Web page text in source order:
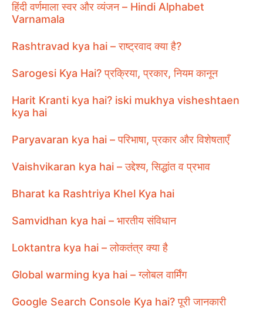
हिंदी वर्णमाला स्वर और व्यंजन – Hindi Alphabet
Varnamala
Rashtravad kya hai – राष्ट्रवाद क्या है?
Sarogesi Kya Hai? प्रक्रिया, प्रकार, नियम कानून
Harit Kranti kya hai? iski mukhya visheshtaen
kya hai
Paryavaran kya hai – परिभाषा, प्रकार और विशेषताएँ
Vaishvikaran kya hai – उद्देश्य, सिद्धांत व प्रभाव
Bharat ka Rashtriya Khel Kya hai
Samvidhan kya hai – भारतीय संविधान
Loktantra kya hai – लोकतंत्र क्या है
Global warming kya hai – ग्लोबल वार्मिंग
Google Search Console Kya hai? पूरी जानकारी